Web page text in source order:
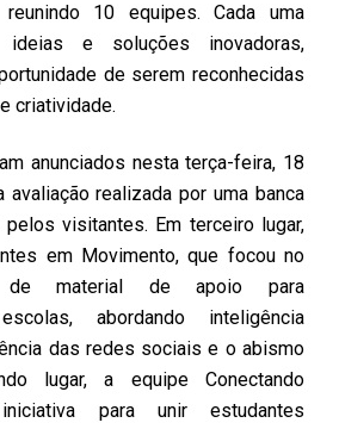
10 equipes. Cada uma
ideias e soluções inovadoras,
de serem reconhecidas
criatividade.
anunciados nesta terça-feira, 18
avaliação realizada por uma banca
visitantes. Em terceiro lugar,
em Movimento, que focou no
de material de apoio para
abordando inteligência
das redes sociais e o abismo
lugar, a equipe Conectando
para unir estudantes